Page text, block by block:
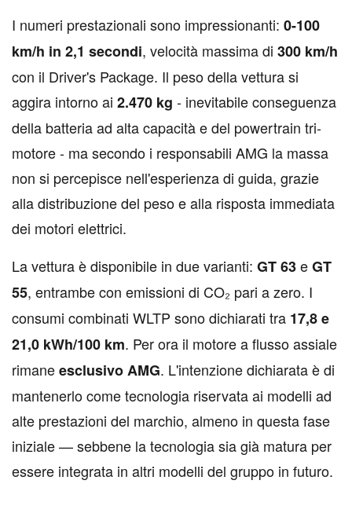
I numeri prestazionali sono impressionanti: 0-100
km/h in 2,1 secondi, velocità massima di 300 km/h
con il Driver's Package. Il peso della vettura si
aggira intorno ai 2.470 kg - inevitabile conseguenza
della batteria ad alta capacità e del powertrain tri-
motore - ma secondo i responsabili AMG la massa
non si percepisce nell'esperienza di guida, grazie
alla distribuzione del peso e alla risposta immediata
dei motori elettrici.
La vettura è disponibile in due varianti: GT 63eGT
55, entrambe con emissioni di CO₂ pari a zero. I
consumi combinati WLTP sono dichiarati tra 17,8 e
21,0 kWh/100 km. Per ora il motore a flusso assiale
rimaneesclusivo AMG. L'intenzione dichiarata è di
mantenerlo come tecnologia riservata ai modelli ad
alte prestazioni del marchio, almeno in questa fase
iniziale — sebbene la tecnologia sia già matura per
essere integrata in altri modelli del gruppo in futuro.